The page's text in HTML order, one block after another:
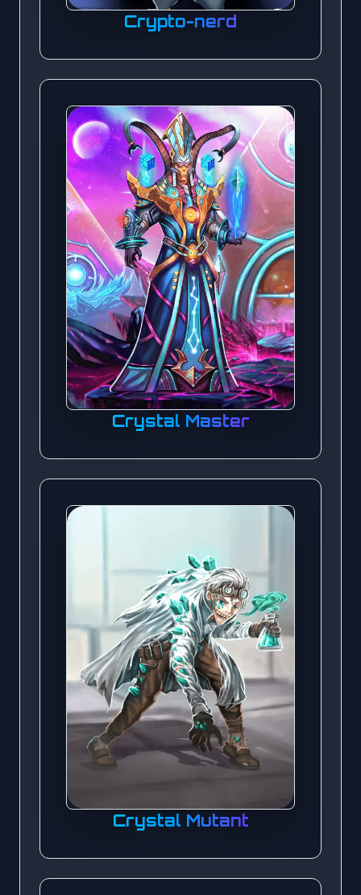
Crypto-nerd
Crystal Master
Crystal Mutant